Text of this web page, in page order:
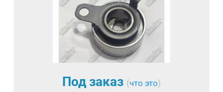
Под заказ (что это)